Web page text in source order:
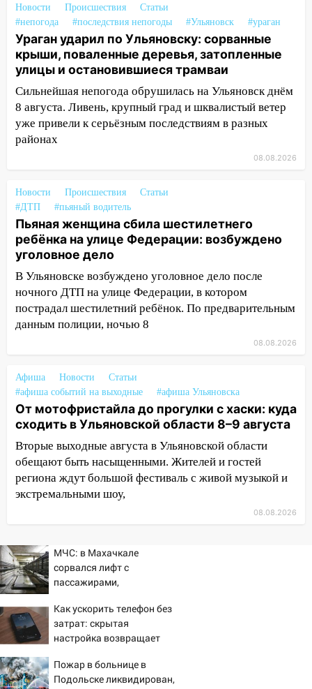
сохранятся 9 августа
13:15 Трижды «брал в долг» без спроса:
житель Вешкаймского района похитил у
знакомого 191 тысячу рублей
13:14 Ураган оторвал светофор на
проспекте Филатова в Ульяновске
13:12
Дерево пробило крышу дома на
Новгородской в Ульяновске и рухнуло
13:10
В Заволжском районе дерево
упало во дворе
13:08 Ураган ударил по Ульяновску:
сорванные крыши, поваленные деревья,
затопленные улицы и остановившиеся
трамваи
12:17 Ульяновск накрыл крупный град:
после ливня город снова уходит под
воду
ДТП с шестилетним ребёнком на улице
Федерации
12:01 Пьяная женщина сбила
шестилетнего ребёнка на улице
Федерации: возбуждено уголовное дело
11:16 В Ульяновске ищут 37-летнего
мужчину, пропавшего ещё 19 июля
От мотофристайла до прогулки с
области 8–9 августа
10:11
Директора ульяновской
«Нефтяной топливной компании» будут
судить за неуплату 48,4 млн рублей
налогов
09:28
Дети на дорогах: пострадали
велосипедисты, мотоциклисты и
пешеходы. Обзор крупных аварий в
Новости Происшествия
Статьи
#непогода
#последствия непогоды #Ульяновск #ураган
Ураган ударил по Ульяновску: сорванные
крыши, поваленные деревья, затопленные
улицы и остановившиеся трамваи
Сильнейшая непогода обрушилась на Ульяновск днём
8 августа. Ливень, крупный град и шквалистый ветер
уже привели к серьёзным последствиям в разных
районах
08.08.2026
Новости Происшествия
Статьи
#ДТП
#пьяный водитель
Пьяная женщина сбила шестилетнего
ребёнка на улице Федерации: возбуждено
уголовное дело
В Ульяновске возбуждено уголовное дело после
ночного ДТП на улице Федерации, в котором
пострадал шестилетний ребёнок. По предварительным
данным полиции, ночью 8
08.08.2026
Афиша Новости
Статьи
#афиша событий на выходные
#афиша Ульяновска
От мотофристайла до прогулки с хаски: куда
сходить в Ульяновской области 8–9 августа
Вторые выходные августа в Ульяновской области
обещают быть насыщенными. Жителей и гостей
региона ждут большой фестиваль с живой музыкой и
экстремальными шоу,
08.08.2026
МЧС: в Махачкале
сорвался лифт с
пассажирами,
человека
Как ускорить телефон без
затрат: скрытая
настройка возвращает
Пожар в больнице в
Подольске ликвидирован,